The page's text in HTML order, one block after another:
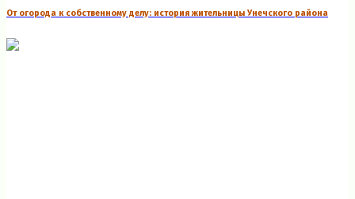
От огорода к собственному делу: история жительницы Унечского района